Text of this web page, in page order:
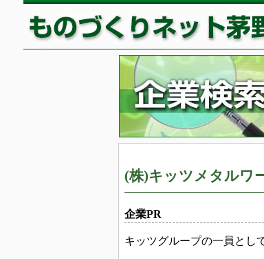
(株)キッツメタルワ
企業PR
キッツグループの一員とし